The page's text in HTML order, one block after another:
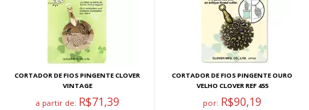
CORTADOR DE FIOS PINGENTE CLOVER
VINTAGE
a partir de: R$71,39
CORTADOR DE FIOS PINGENTE OURO
VELHO CLOVER REF 455
por: R$90,19